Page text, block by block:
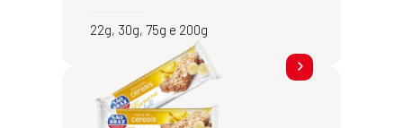
22g, 30g, 75g e 200g